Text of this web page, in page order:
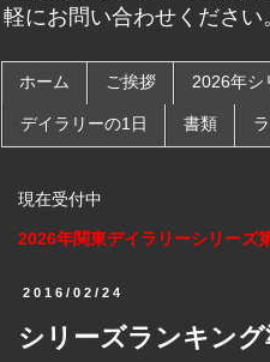
軽にお問い合わせください
ホーム ご挨拶 2026年シ
デイラリーの1日 書類
現在受付中
2026年関東デイラリーシリーズ
2016/02/24
シリーズランキン